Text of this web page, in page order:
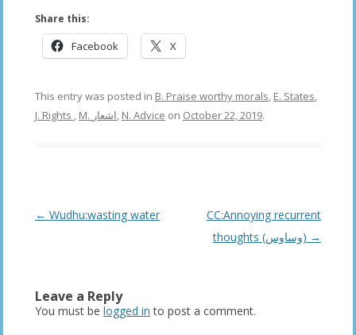
Share this:
Facebook X
This entry was posted in B. Praise worthy morals, E. States,
J. Rights , M. اشعار, N. Advice on October 22, 2019.
Post
← Wudhu:wasting water
CC:Annoying recurrent
thoughts (وساوس) →
Leave a Reply
You must be logged in to post a comment.